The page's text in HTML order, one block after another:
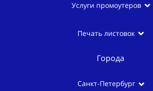
Услуги промоутеров
Печать листовок
Города
Санкт-Петербург